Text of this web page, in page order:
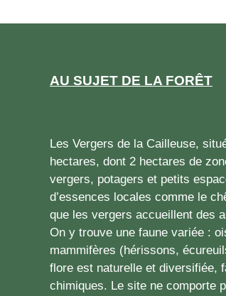
AU SUJET DE LA FORÊT
Les Vergers de la Cailleuse,
hectares, dont 2 hectares de
vergers, potagers et petits
d’essences locales comme le
que les vergers accueillent des
On y trouve une faune variée :
mammifères (hérissons,
flore est naturelle et diversifiée,
chimiques. Le site ne comporte